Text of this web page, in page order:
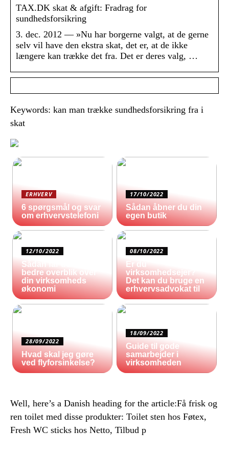
TAX.DK skat & afgift: Fradrag for
sundhedsforsikring
3. dec. 2012 — »Nu har borgerne valgt, at de gerne
selv vil have den ekstra skat, det er, at de ikke
længere kan trække det fra. Det er deres valg, …
Keywords: kan man trække sundhedsforsikring fra i
skat
ERHVERV
6 spørgsmål og svar
om erhvervstelefoni
17/10/2022
Sådan åbner du din
egen butik
12/10/2022
Sådan får du et
bedre overblik over
din virksomheds
økonomi
08/10/2022
Er du
virksomhedsejer?
Det kan du bruge en
erhvervsadvokat til
28/09/2022
Hvad skal jeg gøre
ved flyforsinkelse?
18/09/2022
Guide til gode
samarbejder i
virksomheden
Well, here’s a Danish heading for the article:Få frisk og
ren toilet med disse produkter: Toilet sten hos Føtex,
Fresh WC sticks hos Netto, Tilbud p